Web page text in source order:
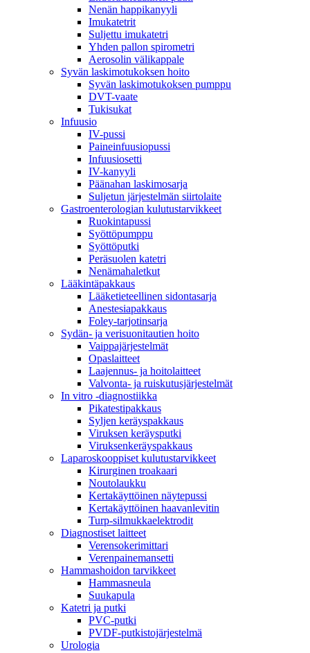
Nenän happikanyyli
Imukatetrit
Suljettu imukatetri
Yhden pallon spirometri
Aerosolin välikappale
Syvän laskimotukoksen hoito
Syvän laskimotukoksen pumppu
DVT-vaate
Tukisukat
Infuusio
IV-pussi
Paineinfuusiopussi
Infuusiosetti
IV-kanyyli
Päänahan laskimosarja
Suljetun järjestelmän siirtolaite
Gastroenterologian kulutustarvikkeet
Ruokintapussi
Syöttöpumppu
Syöttöputki
Peräsuolen katetri
Nenämahaletkut
Lääkintäpakkaus
Lääketieteellinen sidontasarja
Anestesiapakkaus
Foley-tarjotinsarja
Sydän- ja verisuonitautien hoito
Vaippajärjestelmät
Opaslaitteet
Laajennus- ja hoitolaitteet
Valvonta- ja ruiskutusjärjestelmät
In vitro -diagnostiikka
Pikatestipakkaus
Syljen keräyspakkaus
Viruksen keräysputki
Viruksenkeräyspakkaus
Laparoskooppiset kulutustarvikkeet
Kirurginen troakaari
Noutolaukku
Kertakäyttöinen näytepussi
Kertakäyttöinen haavanlevitin
Turp-silmukkaelektrodit
Diagnostiset laitteet
Verensokerimittari
Verenpainemansetti
Hammashoidon tarvikkeet
Hammasneula
Suukapula
Katetri ja putki
PVC-putki
PVDF-putkistojärjestelmä
Urologia